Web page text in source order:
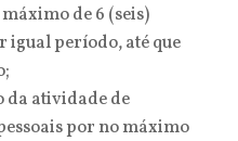
de 6 (seis)
igual período, até que
da atividade de
por no máximo